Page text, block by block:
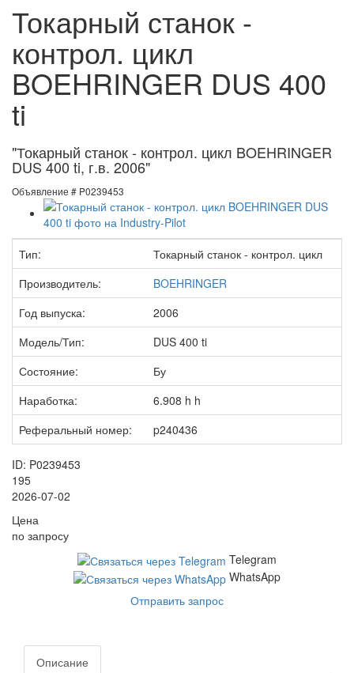
Токарный станок -
контрол. цикл
BOEHRINGER DUS 400
ti
"Токарный станок - контрол. цикл BOEHRINGER
DUS 400 ti, г.в. 2006"
Объявление # P0239453
Тип:
Токарный станок - контрол. цикл
Производитель:
BOEHRINGER
Год выпуска:
2006
Модель/Тип:
DUS 400 ti
Состояние:
Бу
Наработка:
6.908 h h
Реферальный номер:
p240436
ID: P0239453
195
2026-07-02
Цена
по запросу
Telegram
WhatsApp
Отправить запрос
Описание